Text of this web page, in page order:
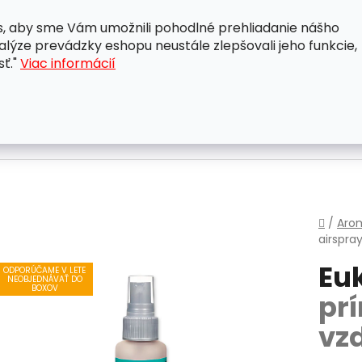
aby sme Vám umožnili pohodlné prehliadanie nášho
prevádzky eshopu neustále zlepšovali jeho funkcie,
Viac informácií
OBCHODNÉ PODMIENKY OCHRANA OSOBNÝCH
/
airspray
ODPORÚČAME V LETE
NEOBJEDNÁVAŤ DO
BOXOV